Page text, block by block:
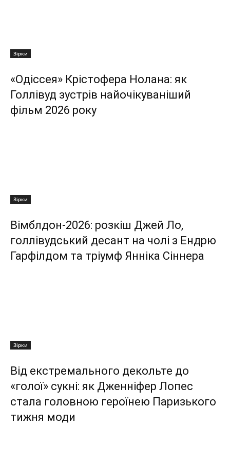
Зірки
«Одіссея» Крістофера Нолана: як
Голлівуд зустрів найочікуваніший
фільм 2026 року
Зірки
Вімблдон-2026: розкіш Джей Ло,
голлівудський десант на чолі з Ендрю
Гарфілдом та тріумф Янніка Сіннера
Зірки
Від екстремального декольте до
«голої» сукні: як Дженніфер Лопес
стала головною героїнею Паризького
тижня моди